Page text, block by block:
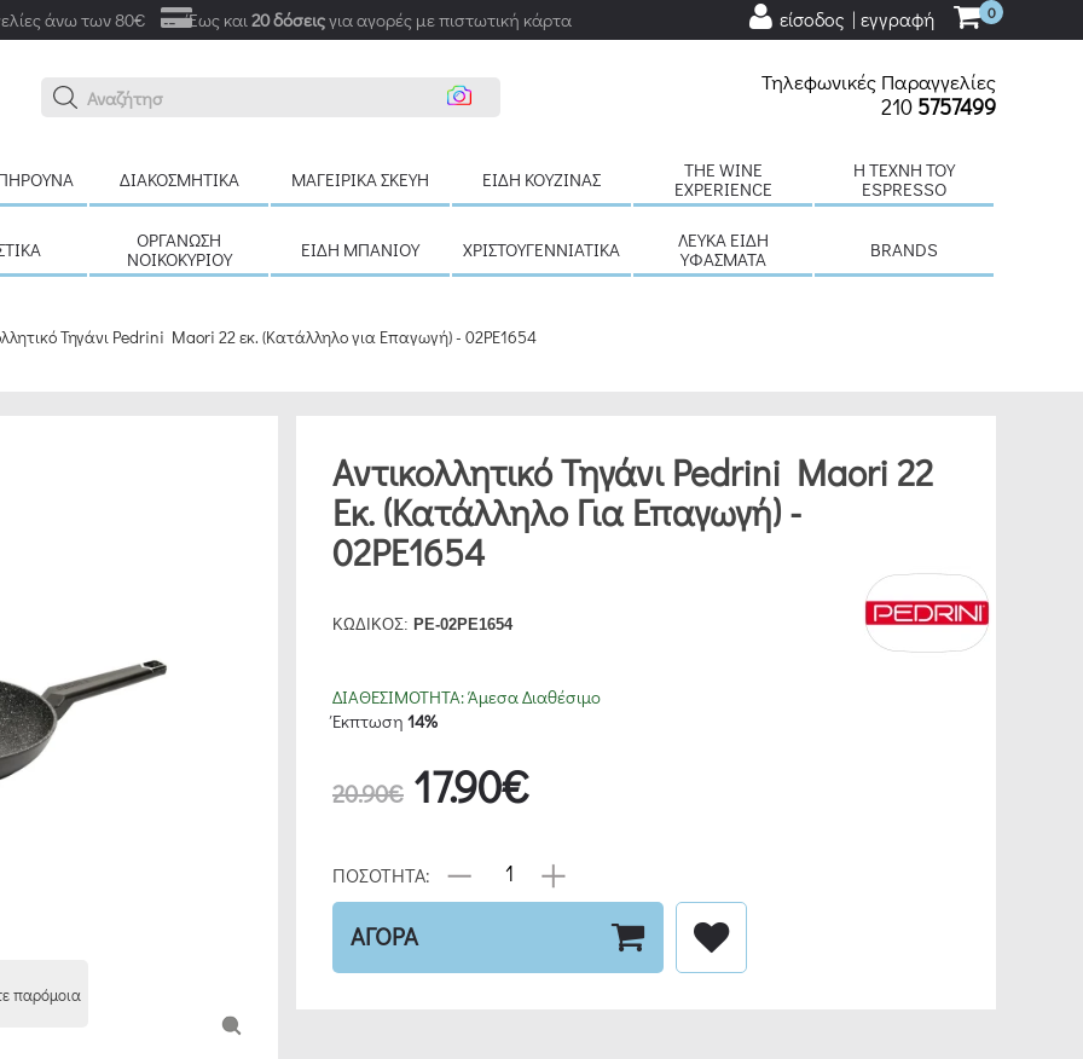
άνω των 80€ Έως και20 δόσειςγια αγορές με πιστωτική κάρτα 0
είσοδος | εγγραφή
Αναζήτηση εδώ
Τηλεφωνικές Παραγγελίες
210 5757499
ΔΙΑΚΟΣΜΗΤΙΚΆ ΜΑΓΕΙΡΙΚΆ ΣΚΕΎΗ ΕΊΔΗ ΚΟΥΖΊΝΑΣ
THE WINE
EXPERIENCE
H ΤΈΧΝΗ ΤΟΥ
ESPRESSO
ΟΡΓΆΝΩΣΗ
ΝΟΙΚΟΚΥΡΙΟΎ
ΕΊΔΗ ΜΠΆΝΙΟΥ ΧΡΙΣΤΟΥΓΕΝΝΙΆΤΙΚΑ
ΛΕΥΚΆ ΕΊΔΗ
ΥΦΆΣΜΑΤΑ
BRANDS
Τηγάνι Pedrini Maori 22 εκ. (Κατάλληλο για Επαγωγή) - 02PE1654
παρόμοια
Αντικολλητικό Τηγάνι Pedrini Maori 22
Εκ. (Κατάλληλο Για Επαγωγή) -
02PE1654
ΚΩΔΙΚΟΣ: PE-02PE1654
ΔΙΑΘΕΣΙΜΟΤΗΤΑ:Άμεσα Διαθέσιμο
Έκπτωση 14%
20.90€ 17.90€
ΠΟΣΟΤΗΤΑ:
ΑΓΟΡΑ